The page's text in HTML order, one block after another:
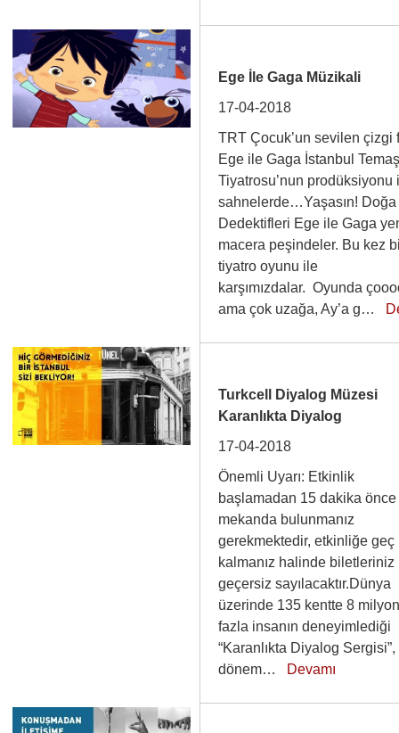
Ege İle Gaga Müzikali
17-04-2018
TRT Çocuk’un sevilen çizgi
Ege ile Gaga İstanbul
Tiyatrosu’nun prodüksiyonu
sahnelerde…Yaşasın! Doğa
Dedektifleri Ege ile Gaga
macera peşindeler. Bu kez
tiyatro oyunu ile
karşımızdalar. Oyunda
ama çok uzağa, Ay’a g…
Turkcell Diyalog Müzesi
Karanlıkta Diyalog
17-04-2018
Önemli Uyarı: Etkinlik
başlamadan 15 dakika önce
mekanda bulunmanız
gerekmektedir, etkinliğe geç
kalmanız halinde biletleriniz
geçersiz sayılacaktır.Dünya
üzerinde 135 kentte 8
fazla insanın deneyimlediği
“Karanlıkta Diyalog
dönem… Devamı